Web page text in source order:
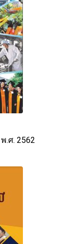
.ศ. 2562